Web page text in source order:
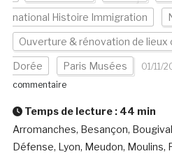
national Histoire Immigration
Ouverture & rénovation de lieux
Dorée Paris Musées 01/11/
commentaire
Temps de lecture : 44 min
Arromanches, Besançon,
Défense, Lyon, Meudon,